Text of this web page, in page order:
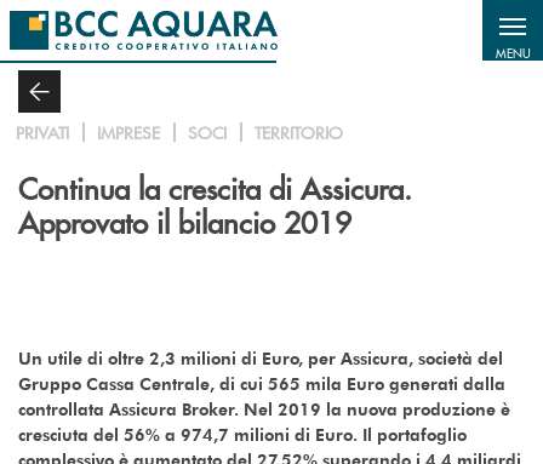
Salta al contenuto principale
MENU
PRIVATI IMPRESE SOCI TERRITORIO
Continua la crescita di Assicura.
Approvato il bilancio 2019
Un utile di oltre 2,3 milioni di Euro, per Assicura, società del
Gruppo Cassa Centrale, di cui 565 mila Euro generati dalla
controllata Assicura Broker. Nel 2019 la nuova produzione è
cresciuta del 56% a 974,7 milioni di Euro. Il portafoglio